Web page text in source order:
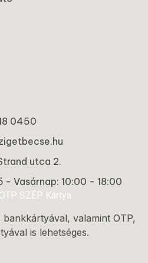
0450
utca 2.
- Vasárnap: 10:00 - 18:00
valamint OTP,
is lehetséges.